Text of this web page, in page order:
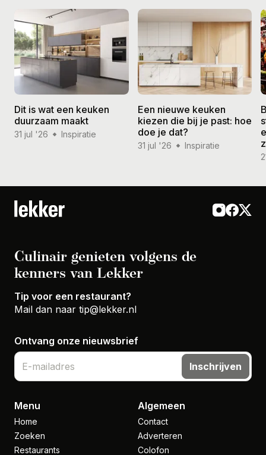
Dit is wat een keuken
duurzaam maakt
31 jul '26 Inspiratie
Een nieuwe keuken
kiezen die bij je past: hoe
doe je dat?
31 jul '26 Inspiratie
Culinair genieten volgens de
kenners van Lekker
Tip voor een restaurant?
Mail dan naar tip@lekker.nl
Ontvang onze nieuwsbrief
Inschrijven
Menu
Home
Zoeken
Restaurants
Algemeen
Contact
Adverteren
Colofon